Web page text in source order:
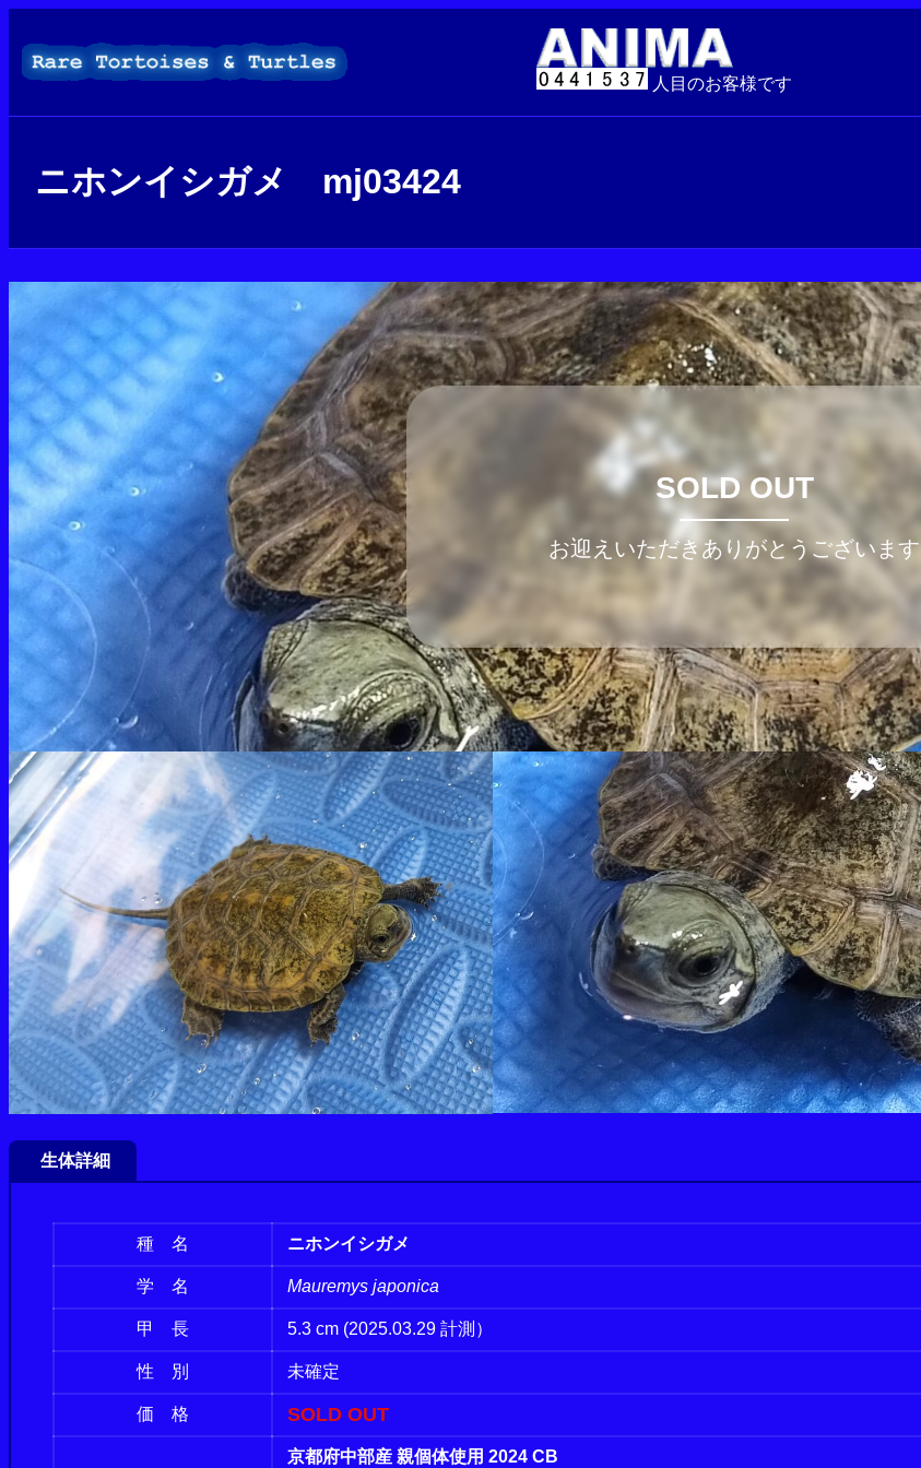
人目のお客様です
ニホンイシガメ mj03424
SOLD OUT
お迎えいただきありがとうございます
生体詳細
種 名 ニホンイシガメ
学 名 Mauremys japonica
甲 長 5.3 cm (2025.03.29 計測）
性 別 未確定
価 格 SOLD OUT
京都府中部産 親個体使用 2024 CB